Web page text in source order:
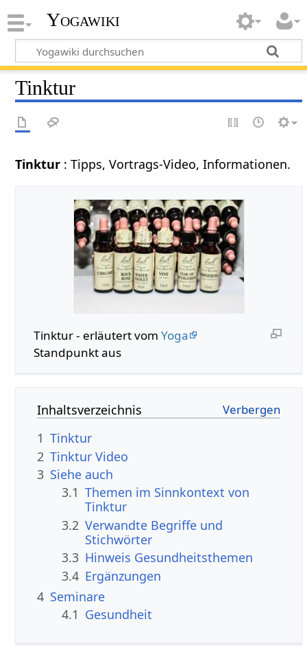
Yogawiki
Tinktur
Tinktur : Tipps, Vortrags-Video, Informationen.
Tinktur - erläutert vom Yoga
Standpunkt aus
Inhaltsverzeichnis
1 Tinktur
2 Tinktur Video
3 Siehe auch
3.1 Themen im Sinnkontext von
Tinktur
3.2 Verwandte Begriffe und
Stichwörter
3.3 Hinweis Gesundheitsthemen
3.4 Ergänzungen
4 Seminare
4.1 Gesundheit